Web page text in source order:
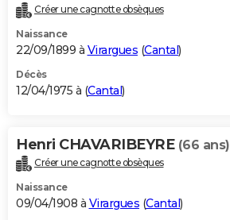
Créer une cagnotte obsèques
Naissance
22/09/1899 à Virargues (Cantal)
Décès
12/04/1975 à (Cantal)
Henri CHAVARIBEYRE (66 ans)
Créer une cagnotte obsèques
Naissance
09/04/1908 à Virargues (Cantal)